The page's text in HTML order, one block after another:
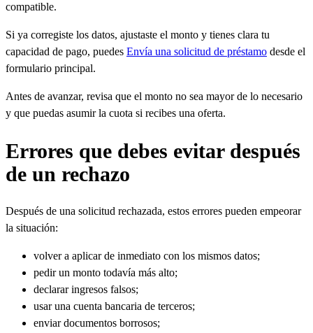
compatible.
Si ya corregiste los datos, ajustaste el monto y tienes clara tu
capacidad de pago, puedes Envía una solicitud de préstamo desde el
formulario principal.
Antes de avanzar, revisa que el monto no sea mayor de lo necesario
y que puedas asumir la cuota si recibes una oferta.
Errores que debes evitar después
de un rechazo
Después de una solicitud rechazada, estos errores pueden empeorar
la situación:
volver a aplicar de inmediato con los mismos datos;
pedir un monto todavía más alto;
declarar ingresos falsos;
usar una cuenta bancaria de terceros;
enviar documentos borrosos;